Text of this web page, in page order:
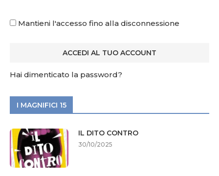
Mantieni l'accesso fino alla disconnessione
Hai dimenticato la password?
I MAGNIFICI 15
IL DITO CONTRO
30/10/2025